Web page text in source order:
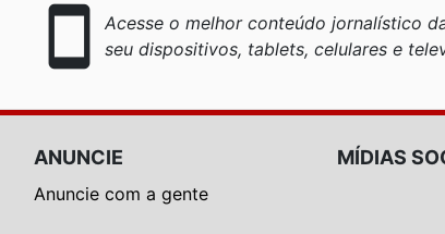
smartphone
Acesse o melhor conteúdo jornalístico
seu dispositivos, tablets, celulares e
ANUNCIE
Anuncie com a gente
MÍDIAS